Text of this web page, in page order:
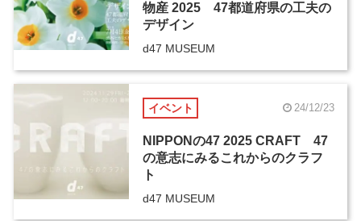
物産 2025 47都道府県の工夫の
デザイン
d47 MUSEUM
イベント 24/12/23
NIPPONの47 2025 CRAFT 47
の意志にみるこれからのクラフ
ト
d47 MUSEUM